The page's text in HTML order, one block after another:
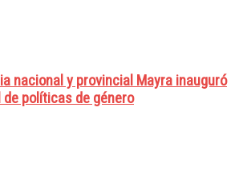
nacional y provincial Mayra inauguró
políticas de género